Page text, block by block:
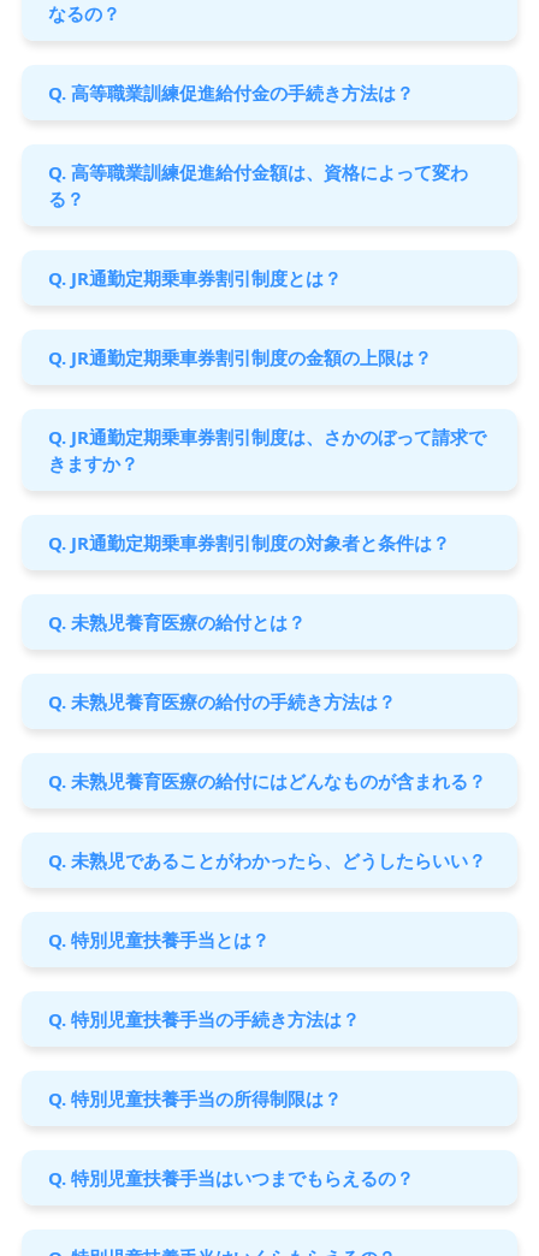
なるの？
Q. 高等職業訓練促進給付金の手続き方法は？
Q. 高等職業訓練促進給付金額は、資格によって変わ
る？
Q. JR通勤定期乗車券割引制度とは？
Q. JR通勤定期乗車券割引制度の金額の上限は？
Q. JR通勤定期乗車券割引制度は、さかのぼって請求で
きますか？
Q. JR通勤定期乗車券割引制度の対象者と条件は？
Q. 未熟児養育医療の給付とは？
Q. 未熟児養育医療の給付の手続き方法は？
Q. 未熟児養育医療の給付にはどんなものが含まれる？
Q. 未熟児であることがわかったら、どうしたらいい？
Q. 特別児童扶養手当とは？
Q. 特別児童扶養手当の手続き方法は？
Q. 特別児童扶養手当の所得制限は？
Q. 特別児童扶養手当はいつまでもらえるの？